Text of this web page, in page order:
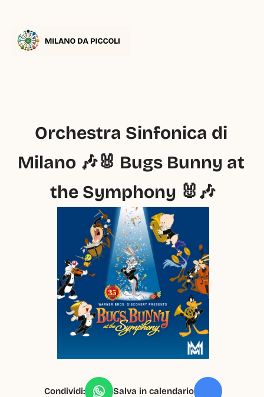
Orchestra Sinfonica di
Milano 🎶🐰 Bugs Bunny at
the Symphony 🐰🎶
Condividi: Salva in calendario